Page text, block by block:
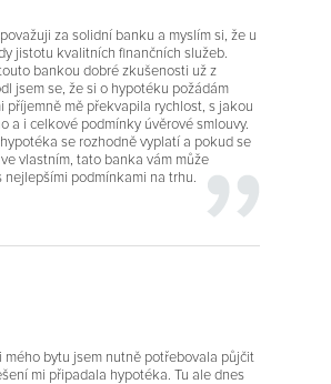
za solidní banku a myslím si, že u
jistotu kvalitních finančních služeb.
bankou dobré zkušenosti už z
jsem se, že si o hypotéku požádám
příjemně mě překvapila rychlost, s jakou
a i celkové podmínky úvěrové smlouvy.
se rozhodně vyplatí a pokud se
vlastním, tato banka vám může
nejlepšími podmínkami na trhu.
mého bytu jsem nutně potřebovala půjčit
mi připadala hypotéka. Tu ale dnes